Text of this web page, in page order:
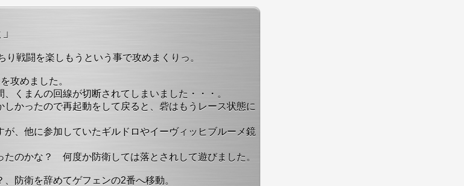
り戦闘を楽しもうという事で攻めまくりっ。
攻めました。
くまんの回線が切断されてしまいました・・・。
しかったので再起動をして戻ると、砦はもうレース状態に
が、他に参加していたギルドロやイーヴィッヒブルーメ鏡
たのかな？ 何度か防衛しては落とされして遊びました。
防衛を辞めてゲフェンの2番へ移動。